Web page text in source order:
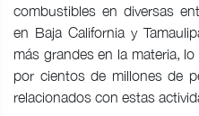
combustibles en diversas
en Baja California y
más grandes en la materia,
por cientos de millones de
relacionados con estas